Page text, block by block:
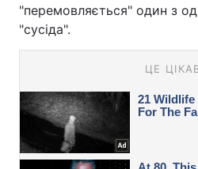
"перемовляється" один з
"сусіда".